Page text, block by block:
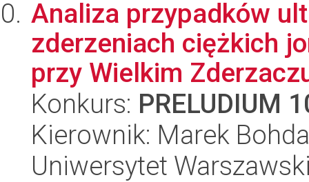
Analiza przypadków
zderzeniach ciężkich
przy Wielkim
Konkurs: PRELUDIUM
Kierownik: Marek
Uniwersytet